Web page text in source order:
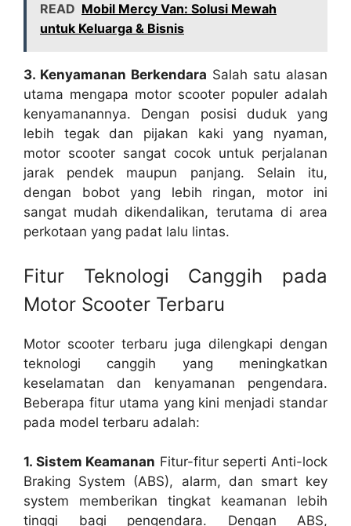
READ Mobil Mercy Van: Solusi Mewah
untuk Keluarga & Bisnis
3. Kenyamanan Berkendara Salah satu alasan
utama mengapa motor scooter populer adalah
kenyamanannya. Dengan posisi duduk yang
lebih tegak dan pijakan kaki yang nyaman,
motor scooter sangat cocok untuk perjalanan
jarak pendek maupun panjang. Selain itu,
dengan bobot yang lebih ringan, motor ini
sangat mudah dikendalikan, terutama di area
perkotaan yang padat lalu lintas.
Fitur Teknologi Canggih pada
Motor Scooter Terbaru
Motor scooter terbaru juga dilengkapi dengan
teknologi canggih yang meningkatkan
keselamatan dan kenyamanan pengendara.
Beberapa fitur utama yang kini menjadi standar
pada model terbaru adalah:
1. Sistem Keamanan Fitur-fitur seperti Anti-lock
Braking System (ABS), alarm, dan smart key
system memberikan tingkat keamanan lebih
tinggi bagi pengendara. Dengan ABS,